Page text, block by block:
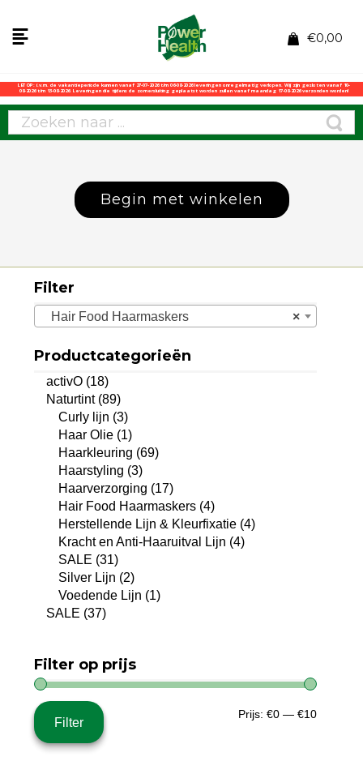
€0,00
LET OP: i.v.m. de vakantieperiode kunnen vanaf 27-07-2026 t/m 06-08-2026 leveringen onregelmatig verlopen. Wij zijn gesloten vanaf 10-
08-2026 t/m 13-08-2026. Leveringen die tijdens de zomersluiting geplaatst worden zullen vanaf maandag 17-08-2026 verzonden worden!
Begin met winkelen
Filter
×
Hair Food Haarmaskers
Productcategorieën
activO (18)
Naturtint (89)
Curly lijn (3)
Haar Olie (1)
Haarkleuring (69)
Haarstyling (3)
Haarverzorging (17)
Hair Food Haarmaskers (4)
Herstellende Lijn & Kleurfixatie (4)
Kracht en Anti-Haaruitval Lijn (4)
SALE (31)
Silver Lijn (2)
Voedende Lijn (1)
SALE (37)
Filter op prijs
Min.
Max.
Filter
Prijs: €0 — €10